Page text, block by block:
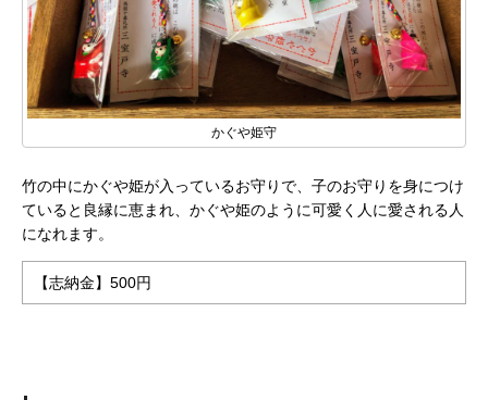
かぐや姫守
竹の中にかぐや姫が入っているお守りで、子のお守りを身につけ
ていると良縁に恵まれ、かぐや姫のように可愛く人に愛される人
になれます。
【志納金】500円